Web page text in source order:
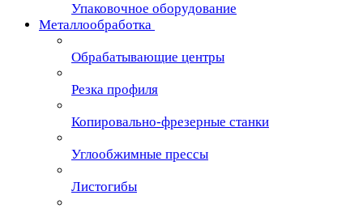
Упаковочное оборудование
Металлообработка
Обрабатывающие центры
Резка профиля
Копировально-фрезерные станки
Углообжимные прессы
Листогибы